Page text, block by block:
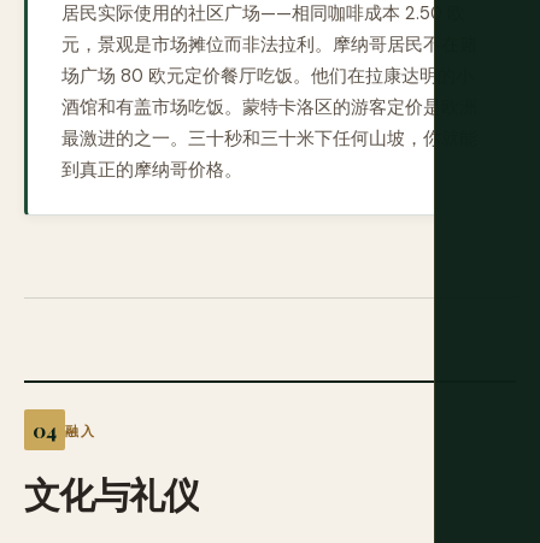
居民实际使用的社区广场——相同咖啡成本 2.50 欧
元，景观是市场摊位而非法拉利。摩纳哥居民不在赌
场广场 80 欧元定价餐厅吃饭。他们在拉康达明的小
酒馆和有盖市场吃饭。蒙特卡洛区的游客定价是欧洲
最激进的之一。三十秒和三十米下任何山坡，你就能
到真正的摩纳哥价格。
融入
文化与礼仪